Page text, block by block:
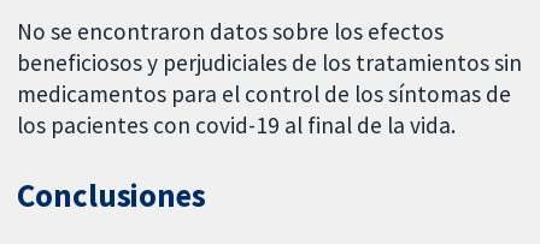
No se encontraron datos sobre los efectos
beneficiosos y perjudiciales de los tratamientos sin
medicamentos para el control de los síntomas de
los pacientes con covid-19 al final de la vida.
Conclusiones